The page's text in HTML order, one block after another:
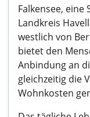
Falkensee,
Landkreis
westlich von
bietet den
Anbindung an
gleichzeitig die
Wohnkosten